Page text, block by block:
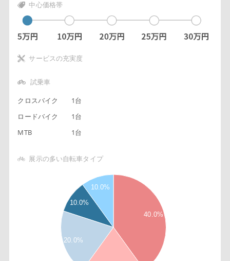
中心価格帯
サービスの充実度
試乗車
クロスバイク
1台
ロードバイク
1台
MTB
1台
展示の多い自転車タイプ
40.0%
10.0%
10.0%
20.0%